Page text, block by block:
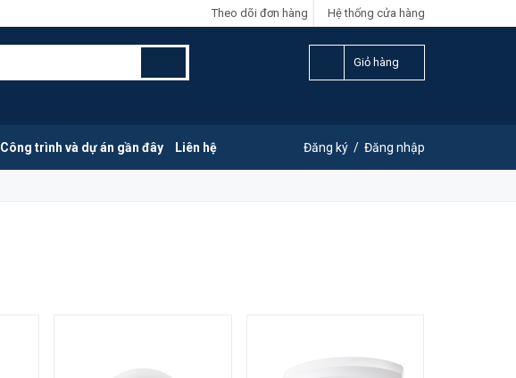
Hệ thống cửa hàng
Theo dõi đơn hàng
Giỏ hàng
Công trình và dự án gần đây Liên hệ Đăng ký / Đăng nhập